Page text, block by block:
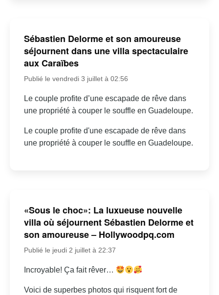
Sébastien Delorme et son amoureuse
séjournent dans une villa spectaculaire
aux Caraïbes
Publié le vendredi 3 juillet à 02:56
Le couple profite d’une escapade de rêve dans
une propriété à couper le souffle en Guadeloupe.
Le couple profite d'une escapade de rêve dans
une propriété à couper le souffle en Guadeloupe.
«Sous le choc»: La luxueuse nouvelle
villa où séjournent Sébastien Delorme et
son amoureuse – Hollywoodpq.com
Publié le jeudi 2 juillet à 22:37
Incroyable! Ça fait rêver…
Voici de superbes photos qui risquent fort de